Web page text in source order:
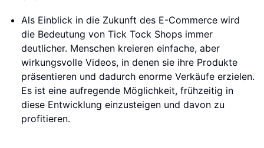
Als Einblick in die Zukunft des E-Commerce wird
die Bedeutung von Tick Tock Shops immer
deutlicher. Menschen kreieren einfache, aber
wirkungsvolle Videos, in denen sie ihre Produkte
präsentieren und dadurch enorme Verkäufe erzielen.
Es ist eine aufregende Möglichkeit, frühzeitig in
diese Entwicklung einzusteigen und davon zu
profitieren.